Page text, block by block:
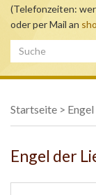
(Telefonzeiten:
oder per Mail an
Startseite > Engel
Engel der